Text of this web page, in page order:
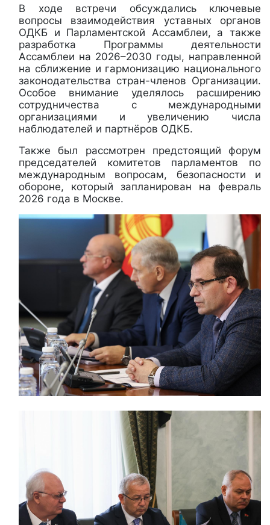
В ходе встречи обсуждались ключевые
вопросы взаимодействия уставных органов
ОДКБ и Парламентской Ассамблеи, а также
разработка Программы деятельности
Ассамблеи на 2026–2030 годы, направленной
на сближение и гармонизацию национального
законодательства стран-членов Организации.
Особое внимание уделялось расширению
сотрудничества с международными
организациями и увеличению числа
наблюдателей и партнёров ОДКБ.
Также был рассмотрен предстоящий форум
председателей комитетов парламентов по
международным вопросам, безопасности и
обороне, который запланирован на февраль
2026 года в Москве.